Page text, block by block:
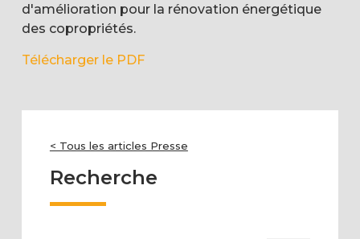
d'amélioration pour la rénovation énergétique
des copropriétés.
Télécharger le PDF
< Tous les articles Presse
Recherche